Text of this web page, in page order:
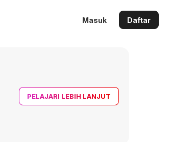
Masuk Daftar
PELAJARI LEBIH LANJUT